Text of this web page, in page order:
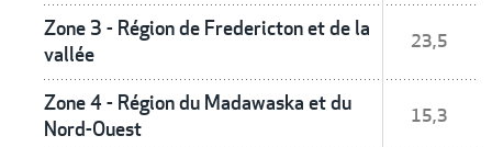
Zone 3 - Région de Fredericton et de la
vallée
23,5
Zone 4 - Région du Madawaska et du
Nord-Ouest
15,3